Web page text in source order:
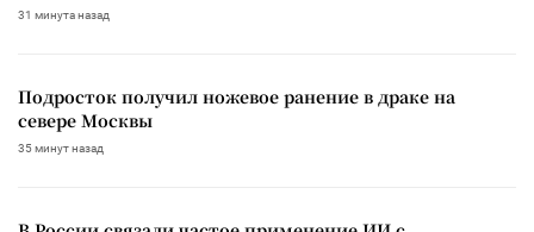
31 минута назад
Подросток получил ножевое ранение в драке на
севере Москвы
35 минут назад